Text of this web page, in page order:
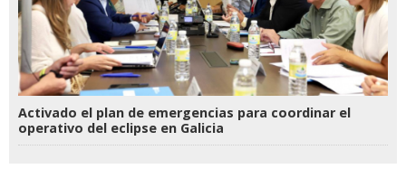
Activado el plan de emergencias para coordinar el
operativo del eclipse en Galicia